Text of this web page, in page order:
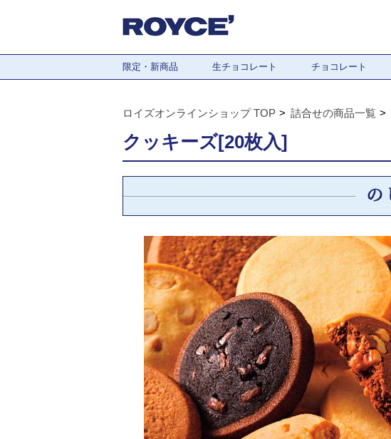
限定・新商品 生チョコレート チョコレート
ロイズオンラインショップ TOP 詰合せの商品一覧
クッキーズ[20枚入]